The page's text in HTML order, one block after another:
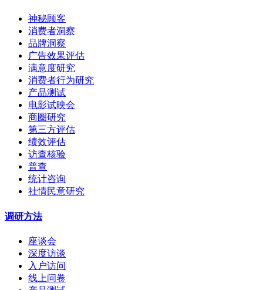
神秘顾客
消费者洞察
品牌洞察
广告效果评估
满意度研究
消费者行为研究
产品测试
电影试映会
商圈研究
第三方评估
绩效评估
访查核验
普查
统计咨询
社情民意研究
调研方法
座谈会
深度访谈
入户访问
线上问卷